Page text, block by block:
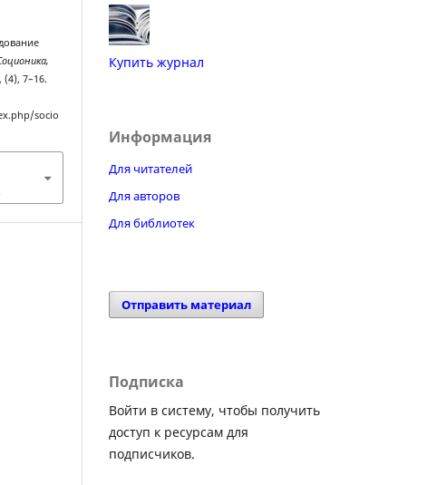
, (4), 7–16.
socio
Купить журнал
Информация
Для читателей
Для авторов
Для библиотек
Отправить материал
Подписка
Войти в систему, чтобы получить
доступ к ресурсам для
подписчиков.